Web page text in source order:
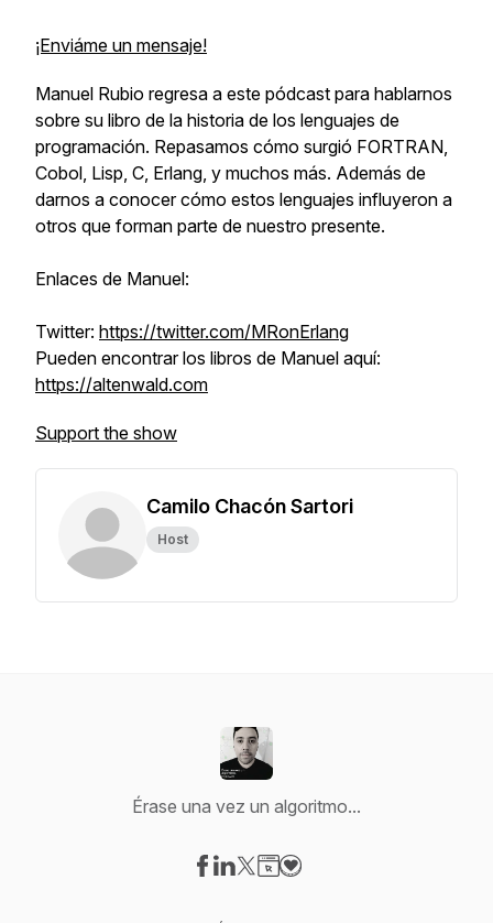
¡Enviáme un mensaje!
Manuel Rubio regresa a este pódcast para hablarnos
sobre su libro de la historia de los lenguajes de
programación. Repasamos cómo surgió FORTRAN,
Cobol, Lisp, C, Erlang, y muchos más. Además de
darnos a conocer cómo estos lenguajes influyeron a
otros que forman parte de nuestro presente.
Enlaces de Manuel:
Twitter: https://twitter.com/MRonErlang
Pueden encontrar los libros de Manuel aquí:
https://altenwald.com
Support the show
Camilo Chacón Sartori
Host
Érase una vez un algoritmo...